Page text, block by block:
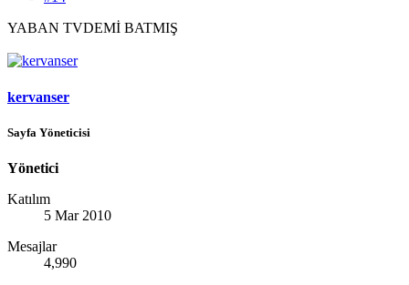
YABAN TVDEMİ BATMIŞ
kervanser
Sayfa Yöneticisi
Yönetici
Katılım
5 Mar 2010
Mesajlar
4,990